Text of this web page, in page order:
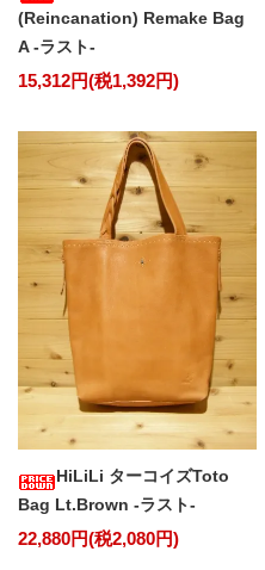
(Reincanation) Remake Bag
A -ラスト-
15,312円(税1,392円)
HiLiLi ターコイズToto
Bag Lt.Brown -ラスト-
22,880円(税2,080円)